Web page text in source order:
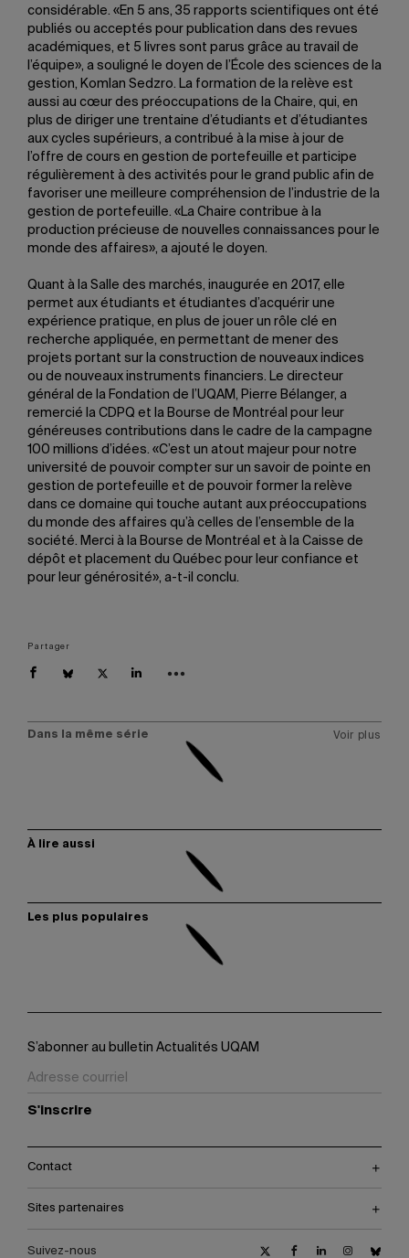
considérable. «En 5 ans, 35 rapports scientifiques ont été
publiés ou acceptés pour publication dans des revues
académiques, et 5 livres sont parus grâce au travail de
l’équipe», a souligné le doyen de l’École des sciences de la
gestion, Komlan Sedzro. La formation de la relève est
aussi au cœur des préoccupations de la Chaire, qui, en
plus de diriger une trentaine d’étudiants et d’étudiantes
aux cycles supérieurs, a contribué à la mise à jour de
l’offre de cours en gestion de portefeuille et participe
régulièrement à des activités pour le grand public afin de
favoriser une meilleure compréhension de l’industrie de la
gestion de portefeuille. «La Chaire contribue à la
production précieuse de nouvelles connaissances pour le
monde des affaires», a ajouté le doyen.
Quant à la Salle des marchés, inaugurée en 2017, elle
permet aux étudiants et étudiantes d’acquérir une
expérience pratique, en plus de jouer un rôle clé en
recherche appliquée, en permettant de mener des
projets portant sur la construction de nouveaux indices
ou de nouveaux instruments financiers. Le directeur
général de la Fondation de l’UQAM, Pierre Bélanger, a
remercié la CDPQ et la Bourse de Montréal pour leur
généreuses contributions dans le cadre de la campagne
100 millions d’idées. «C’est un atout majeur pour notre
université de pouvoir compter sur un savoir de pointe en
gestion de portefeuille et de pouvoir former la relève
dans ce domaine qui touche autant aux préoccupations
du monde des affaires qu’à celles de l’ensemble de la
société. Merci à la Bourse de Montréal et à la Caisse de
dépôt et placement du Québec pour leur confiance et
pour leur générosité», a-t-il conclu.
Partager
Dans la même série Voir plus
À lire aussi
Les plus populaires
S’abonner au bulletin Actualités UQAM
S'inscrire
Contact
Sites partenaires
Suivez-nous